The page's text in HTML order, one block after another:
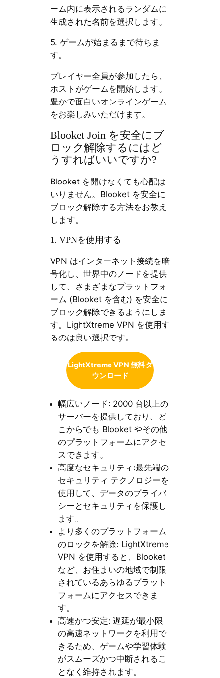
ーム内に表示されるランダムに
生成された名前を選択します。
5. ゲームが始まるまで待ちま
す。
プレイヤー全員が参加したら、
ホストがゲームを開始します。
豊かで面白いオンラインゲーム
をお楽しみいただけます。
Blooket Join を安全にブ
ロック解除するにはど
うすればいいですか?
Blooket を開けなくても心配は
いりません。Blooket を安全に
ブロック解除する方法をお教え
します。
1. VPNを使用する
VPN はインターネット接続を暗
号化し、世界中のノードを提供
して、さまざまなプラットフォ
ーム (Blooket を含む) を安全に
ブロック解除できるようにしま
す。LightXtreme VPN を使用す
るのは良い選択です。
LightXtreme VPN 無料ダ
ウンロード
幅広いノード: 2000 台以上の
サーバーを提供しており、ど
こからでも Blooket やその他
のプラットフォームにアクセ
スできます。
高度なセキュリティ:最先端の
セキュリティ テクノロジーを
使用して、データのプライバ
シーとセキュリティを保護し
ます。
より多くのプラットフォーム
のロックを解除: LightXtreme
VPN を使用すると、Blooket
など、お住まいの地域で制限
されているあらゆるプラット
フォームにアクセスできま
す。
高速かつ安定: 遅延が最小限
の高速ネットワークを利用で
きるため、ゲームや学習体験
がスムーズかつ中断されるこ
となく維持されます。